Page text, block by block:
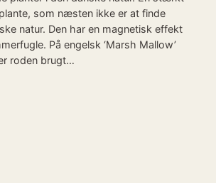
som næsten ikke er at finde
natur. Den har en magnetisk effekt
På engelsk ‘Marsh Mallow’
roden brugt…